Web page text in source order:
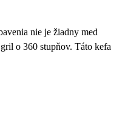
nie je žiadny med
o 360 stupňov. Táto kefa